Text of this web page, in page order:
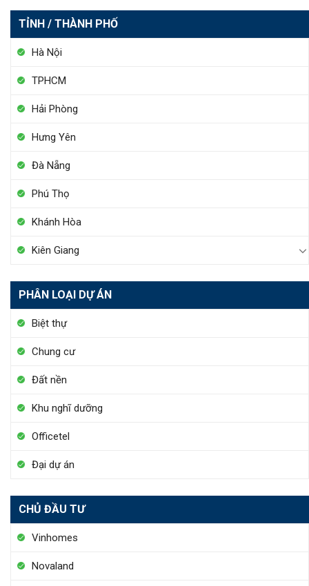
TỈNH / THÀNH PHỐ
Hà Nội
TPHCM
Hải Phòng
Hưng Yên
Đà Nẵng
Phú Thọ
Khánh Hòa
Kiên Giang
PHÂN LOẠI DỰ ÁN
Biệt thự
Chung cư
Đất nền
Khu nghĩ dưỡng
Officetel
Đại dự án
CHỦ ĐẦU TƯ
Vinhomes
Novaland